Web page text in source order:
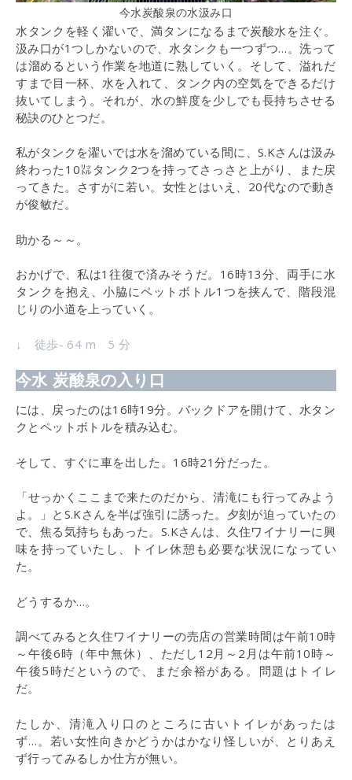
今水炭酸泉の水汲み口
水タンクを軽く濯いで、満タンになるまで炭酸水を注ぐ。
汲み口が1つしかないので、水タンクも一つずつ…。洗って
は溜めるという作業を地道に熟していく。そして、溢れだ
すまで目一杯、水を入れて、タンク内の空気をできるだけ
抜いてしまう。それが、水の鮮度を少しでも長持ちさせる
秘訣のひとつだ。
私がタンクを濯いでは水を溜めている間に、S.Kさんは汲み
終わった10㍑タンク2つを持ってさっさと上がり、また戻
ってきた。さすがに若い。女性とはいえ、20代なので動き
が俊敏だ。
助かる～～。
おかげで、私は1往復で済みそうだ。16時13分、両手に水
タンクを抱え、小脇にペットボトル1つを挟んで、階段混
じりの小道を上っていく。
↓ 徒歩- 64 m 5 分
今水 炭酸泉の入り口
には、戻ったのは16時19分。バックドアを開けて、水タン
クとペットボトルを積み込む。
そして、すぐに車を出した。16時21分だった。
「せっかくここまで来たのだから、清滝にも行ってみよう
よ。」とS.Kさんを半ば強引に誘った。夕刻が迫っていたの
で、焦る気持ちもあった。S.Kさんは、久住ワイナリーに興
味を持っていたし、トイレ休憩も必要な状況になってい
た。
どうするか…。
調べてみると久住ワイナリーの売店の営業時間は午前10時
～午後6時（年中無休）、ただし12月～2月は午前10時～
午後5時だというので、まだ余裕がある。問題はトイレ
だ。
たしか、清滝入り口のところに古いトイレがあったは
ず…。若い女性向きかどうかはかなり怪しいが、とりあえ
ず行ってみるしか仕方が無い。